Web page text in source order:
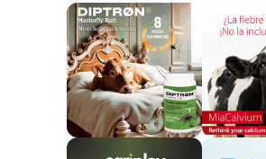
epidemiológica,se sigue el criterio
los casos en el LCV de Algete o
regionales,notificando el primer
comarca. Los Servicios Veterinarios
supervisan el resto de las
sospechas clínicas. Hasta ahora, solo
Baleares y Canarias se consideran